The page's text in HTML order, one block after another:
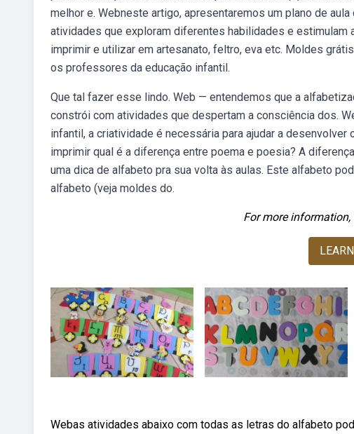
melhor e. Webneste artigo, apresentaremos um plano de
atividades que exploram diferentes habilidades e
imprimir e utilizar em artesanato, feltro, eva etc. Moldes
os professores da educação infantil.
Que tal fazer esse lindo. Web — entendemos que a
constrói com atividades que despertam a consciência dos.
infantil, a criatividade é necessária para ajudar a
imprimir qual é a diferença entre poema e poesia? A
uma dica de alfabeto pra sua volta às aulas. Este alfabeto
alfabeto (veja moldes do.
For more
Webas atividades abaixo com todas as letras do alfabeto